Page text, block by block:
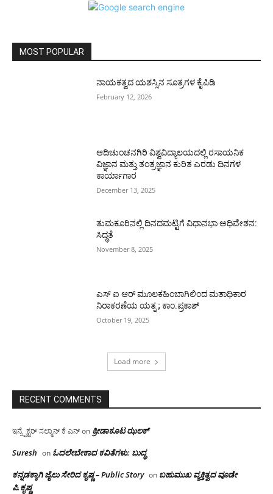
MOST POPULAR
ನಾಯಕತ್ವದ ಯಶಸ್ಸಿನ ಸೂತ್ರಗಳ ಕೈಪಿಡಿ
February 12, 2026
ಆದಿಚುಂಚನಗಿರಿ ವಿಶ್ವವಿದ್ಯಾಲಯದಲ್ಲಿ ರಸಾಯನಿಕ
ವಿಜ್ಞಾನ ಮತ್ತು ತಂತ್ರಜ್ಞಾನ ಕುರಿತ ಎರಡು ದಿನಗಳ
ಕಾರ್ಯಾಗಾರ
December 13, 2025
ತುಮಕೂರಿನಲ್ಲಿ ದಿನದಮಟ್ಟಿಗೆ ವಿಧಾನಭಾ ಅಧಿವೇಶನ:
ಸಿದ್ಧತೆ
November 8, 2025
ಎಸ್ ಐ ಆರ್ ಮೂಲಕಹಿಂಬಾಗಿಲಿಂದ ಮತಾಧಿಕಾರ
ನಿರಾಕರಣೆಯ ಯತ್ನ ; ಕಾಂ.ಪ್ರಕಾಶ್
October 19, 2025
Load more
RECENT COMMENTS
ಇನ್ಸ್ಪೆಕ್ಟರ್ ಸಲ್ಮಾನ್ ಕೆ ಎನ್on ಕ್ರೀಡಾಕೂಟ ಝಲಕ್
Suresh on ಓದಲೇಬೇಕಾದ‌ ಕವಿತೆಗಳು: ಬುದ್ಧ
ಕನ್ನಡಕ್ಕಾಗಿ ಜೈಲು ಸೇರಿದ ಕೃಷ್ಣ – Public Story on ಬಹುಮುಖ ವ್ಯಕ್ತಿತ್ವದ ವೂಡೇ
ಪಿ.ಕೃಷ್ಣ